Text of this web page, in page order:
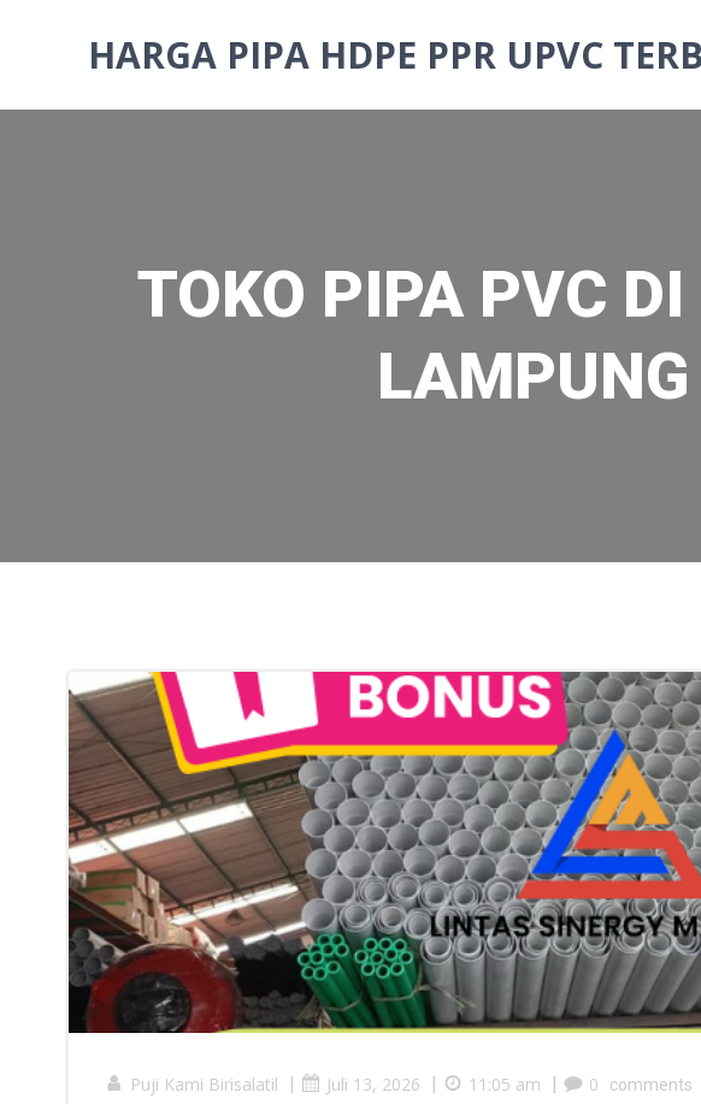
HARGA PIPA HDPE PPR UPVC
TOKO PIPA PVC
Puji Kami Birisalatil | Juli 13, 2026 | 11:05 am | 0 comments